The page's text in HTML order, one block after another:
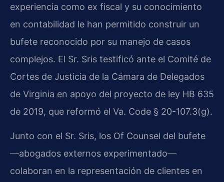
experiencia como ex fiscal y su conocimiento
en contabilidad le han permitido construir un
bufete reconocido por su manejo de casos
complejos. El Sr. Sris testificó ante el Comité de
Cortes de Justicia de la Cámara de Delegados
de Virginia en apoyo del proyecto de ley HB 635
de 2019, que reformó el Va. Code § 20-107.3(g).
Junto con el Sr. Sris, los Of Counsel del bufete
—abogados externos experimentado—
colaboran en la representación de clientes en